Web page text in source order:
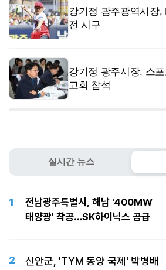
강기정 광주광역시장,
전 시구
강기정 광주시장, 스
고회 참석
실시간 뉴스
1
전남광주특별시, 해남 '400MW
태양광' 착공…SK하이닉스 공급
2
신안군, 'TYM 동양 국제' 박병배